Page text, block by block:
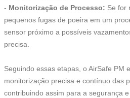
- Monitorização de Processo: Se for
pequenos fugas de poeira em um
sensor próximo a possíveis
precisa.
Seguindo essas etapas, o AirSafe PM
monitorização precisa e contínuo das
contribuindo assim para a segurança